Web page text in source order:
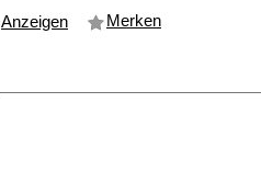
Anzeigen Merken